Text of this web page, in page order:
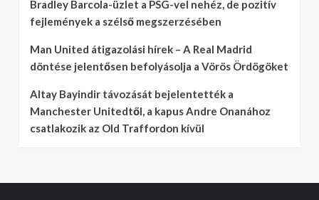
Bradley Barcola-üzlet a PSG-vel nehéz, de pozitív
fejlemények a szélső megszerzésében
Man United átigazolási hírek – A Real Madrid
döntése jelentősen befolyásolja a Vörös Ördögöket
Altay Bayindir távozását bejelentették a
Manchester Unitedtől, a kapus Andre Onanához
csatlakozik az Old Traffordon kívül